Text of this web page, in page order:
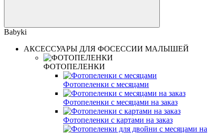
Babyki
АКСЕССУАРЫ ДЛЯ ФОСЕССИИ МАЛЫШЕЙ
ФОТОПЕЛЕНКИ
Фотопеленки с месяцами
Фотопеленки с месяцами на заказ
Фотопеленки с картами на заказ